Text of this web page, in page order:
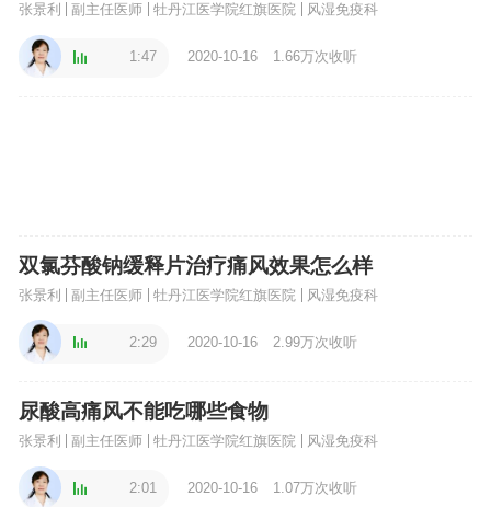
张景利 副主任医师 牡丹江医学院红旗医院 风湿免疫科
1:47 2020-10-16 1.66万次收听
双氯芬酸钠缓释片治疗痛风效果怎么样
张景利 副主任医师 牡丹江医学院红旗医院 风湿免疫科
2:29 2020-10-16 2.99万次收听
尿酸高痛风不能吃哪些食物
张景利 副主任医师 牡丹江医学院红旗医院 风湿免疫科
2:01 2020-10-16 1.07万次收听